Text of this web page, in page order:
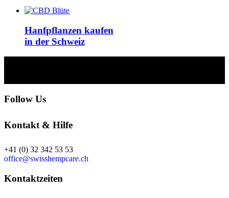
Hanfpflanzen kaufen
in der Schweiz
Follow Us
Kontakt & Hilfe
+41 (0) 32 342 53 53
office@swisshempcare.ch
Kontaktzeiten